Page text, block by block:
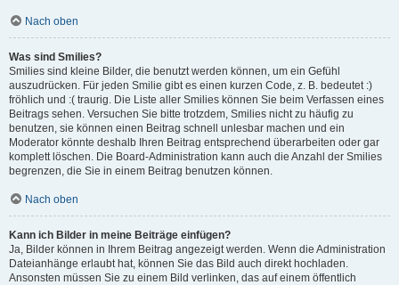
Nach oben
Was sind Smilies?
Smilies sind kleine Bilder, die benutzt werden können, um ein Gefühl
auszudrücken. Für jeden Smilie gibt es einen kurzen Code, z. B. bedeutet :)
fröhlich und :( traurig. Die Liste aller Smilies können Sie beim Verfassen eines
Beitrags sehen. Versuchen Sie bitte trotzdem, Smilies nicht zu häufig zu
benutzen, sie können einen Beitrag schnell unlesbar machen und ein
Moderator könnte deshalb Ihren Beitrag entsprechend überarbeiten oder gar
komplett löschen. Die Board-Administration kann auch die Anzahl der Smilies
begrenzen, die Sie in einem Beitrag benutzen können.
Nach oben
Kann ich Bilder in meine Beiträge einfügen?
Ja, Bilder können in Ihrem Beitrag angezeigt werden. Wenn die Administration
Dateianhänge erlaubt hat, können Sie das Bild auch direkt hochladen.
Ansonsten müssen Sie zu einem Bild verlinken, das auf einem öffentlich